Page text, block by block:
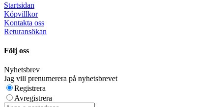
Startsidan
Köpvillkor
Kontakta oss
Returansökan
Följ oss
Nyhetsbrev
Jag vill prenumerera på nyhetsbrevet
Registrera
Avregistrera